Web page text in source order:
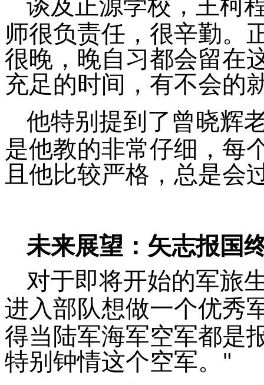
谈及正源学校，王柯
师很负责任，很辛勤。
很晚，晚自习都会留在
充足的时间，有不会的
他特别提到了曾晓辉
是他教的非常仔细，每
且他比较严格，总是会
未来展望：矢志报国
对于即将开始的军旅
进入部队想做一个优秀
得当陆军海军空军都是
特别钟情这个空军。
"